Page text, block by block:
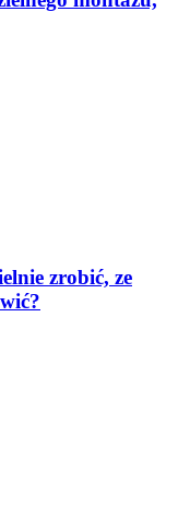
zrobić, ze